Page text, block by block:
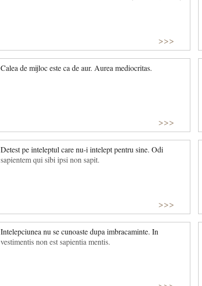
>>>
Calea de mijloc este ca de aur. Aurea mediocritas.
>>>
Detest pe inteleptul care nu-i intelept pentru sine. Odi
sapientem qui sibi ipsi non sapit.
>>>
Intelepciunea nu se cunoaste dupa imbracaminte. In
vestimentis non est sapientia mentis.